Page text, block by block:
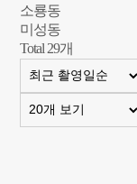
소룡동
미성동
Total 29개